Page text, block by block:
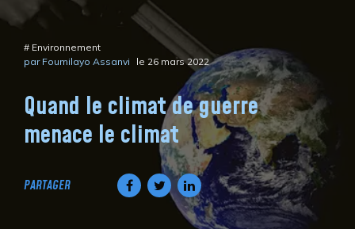
# Environnement
par Foumilayo Assanvi
le 26 mars 2022
Quand le climat de guerre
menace le climat
PARTAGER